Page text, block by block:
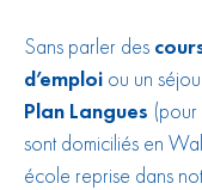
Sans parler des
d’emploi ou un
Plan Langues (pour
sont domiciliés en
école reprise dans